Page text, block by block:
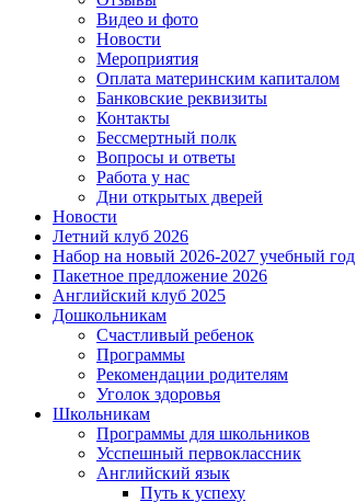
Видео и фото
Новости
Мероприятия
Оплата материнским капиталом
Банковские реквизиты
Контакты
Бессмертный полк
Вопросы и ответы
Работа у нас
Дни открытых дверей
Новости
Летний клуб 2026
Набор на новый 2026-2027 учебный год
Пакетное предложение 2026
Английский клуб 2025
Дошкольникам
Счастливый ребенок
Программы
Рекомендации родителям
Уголок здоровья
Школьникам
Программы для школьников
Усспешный первоклассник
Английский язык
Путь к успеху